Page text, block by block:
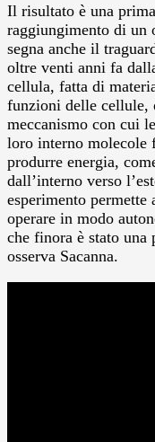
Il risultato è una
raggiungimento di un
segna anche il
oltre venti anni fa
cellula, fatta di
funzioni delle cellule,
meccanismo con cui
loro interno molecole
produrre energia,
dall’interno verso
esperimento
operare in modo
che finora è stato
osserva Sacanna.